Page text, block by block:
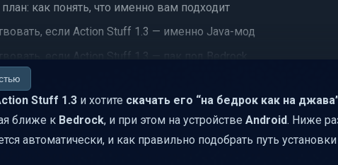
как понять, что именно вам подходит
если Action Stuff 1.3 — именно Java-мод
если Action Stuff 1.3 — пак под Bedrock
типичных ошибок (чтобы мод не “не работает”)
про Java на Android” — коротко и честно
прямо сейчас (самый короткий чек-лист)
Stuff 1.3 и хотите скачать его “на бедрок как на
ближе к Bedrock, и при этом на устройстве Android. Ниже
автоматически, и как правильно подобрать путь